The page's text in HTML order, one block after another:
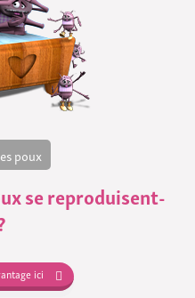
poux
se reproduisent-
ici